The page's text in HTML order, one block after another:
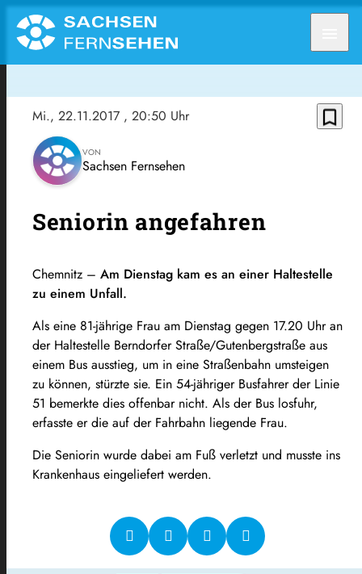
Mi., 22.11.2017 , 20:50 Uhr bookmark_border
VON
Sachsen Fernsehen
Seniorin angefahren
Chemnitz – Am Dienstag kam es an einer Haltestelle
zu einem Unfall.
Als eine 81-jährige Frau am Dienstag gegen 17.20 Uhr an
der Haltestelle Berndorfer Straße/Gutenbergstraße aus
einem Bus ausstieg, um in eine Straßenbahn umsteigen
zu können, stürzte sie. Ein 54-jähriger Busfahrer der Linie
51 bemerkte dies offenbar nicht. Als der Bus losfuhr,
erfasste er die auf der Fahrbahn liegende Frau.
Die Seniorin wurde dabei am Fuß verletzt und musste ins
Krankenhaus eingeliefert werden.